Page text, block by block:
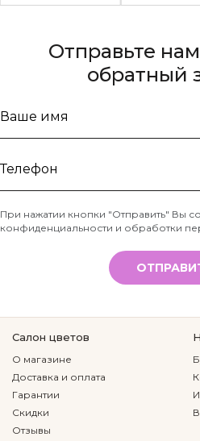
Отправьте
обратный
Ваше
Телефон
*
При нажатии кнопки "Отправить" Вы
конфиденциальности и обработки
Салон цветов
О магазине
Доставка и оплата
Гарантии
Скидки
Отзывы